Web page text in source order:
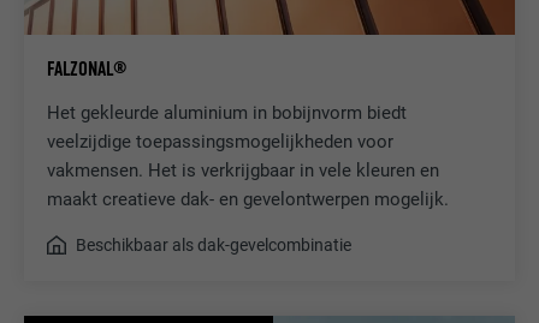
FALZONAL®
Het gekleurde aluminium in bobijnvorm biedt
veelzijdige toepassingsmogelijkheden voor
vakmensen. Het is verkrijgbaar in vele kleuren en
maakt creatieve dak- en gevelontwerpen mogelijk.
Beschikbaar als dak-gevelcombinatie